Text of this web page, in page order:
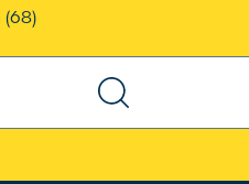
(68)